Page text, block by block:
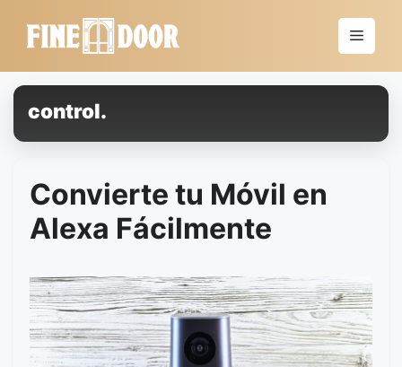
Menú
control.
Convierte tu Móvil en
Alexa Fácilmente